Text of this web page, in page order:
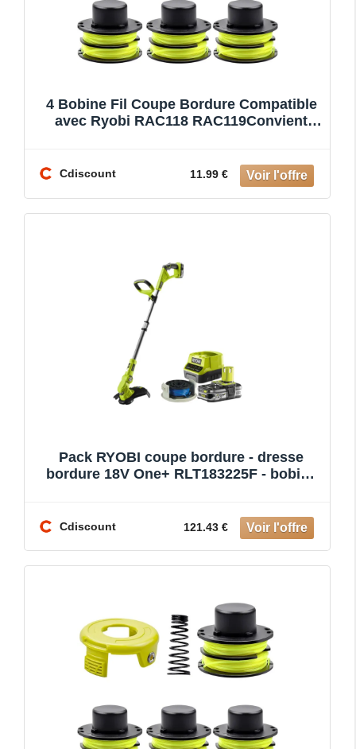
4 Bobine Fil Coupe Bordure Compatible
avec Ryobi RAC118 RAC119Convient
Cdiscount 11.99 €
Pack RYOBI coupe bordure - dresse
bordure 18V One+ RLT183225F - bobine
Cdiscount 121.43 €